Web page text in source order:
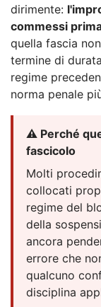
dirimente:
commessi
quella fascia
termine di
regime
norma penale
⚠️ Perché
fascicolo
Molti
collocati
regime del
della
ancora
errore che
qualcuno
disciplina